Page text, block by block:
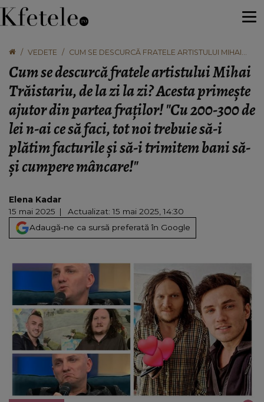
VEDETE
CUM SE DESCURCĂ FRATELE ARTISTULUI MIHAI
AJUTOR DIN PARTEA FRAȚILOR! "CU 200-300 DE
LEI N-AI CE SĂ FACI, TOT NOI TREBUIE SĂ-I PLĂTIM
FACTURILE ȘI SĂ-I TRIMITEM BANI SĂ-ȘI CUMPERE
MÂNCARE!"
Cum se descurcă fratele artistului Mihai
Trăistariu, de la zi la zi? Acesta primește
ajutor din partea fraților! "Cu 200-300 de
lei n-ai ce să faci, tot noi trebuie să-i
plătim facturile și să-i trimitem bani să-
și cumpere mâncare!"
Elena Kadar
15 mai 2025
Actualizat: 15 mai 2025, 14:30
Adaugă-ne ca sursă preferată în Google